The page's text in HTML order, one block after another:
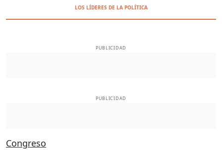
LOS LÍDERES DE LA POLÍTICA
PUBLICIDAD
PUBLICIDAD
Congreso